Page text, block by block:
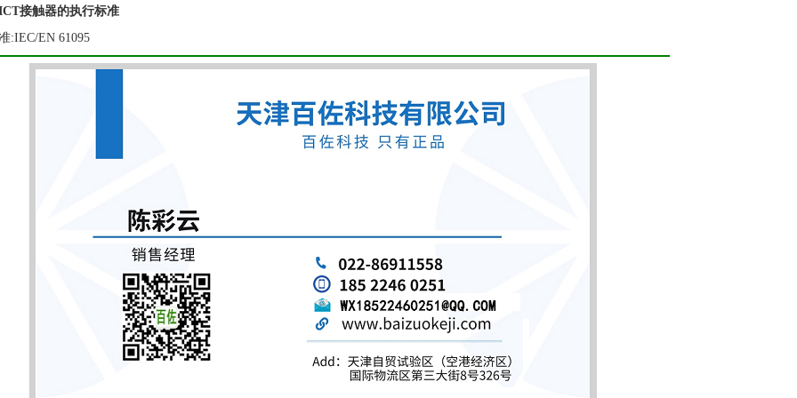
接触器的执行标准
:IEC/EN 61095